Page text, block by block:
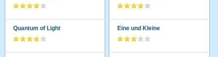
Quantum of Light Eine und Kleine